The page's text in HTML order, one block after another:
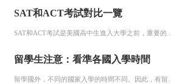
SAT和ACT考試對比一覽
留學生注意：看準各國入學時間